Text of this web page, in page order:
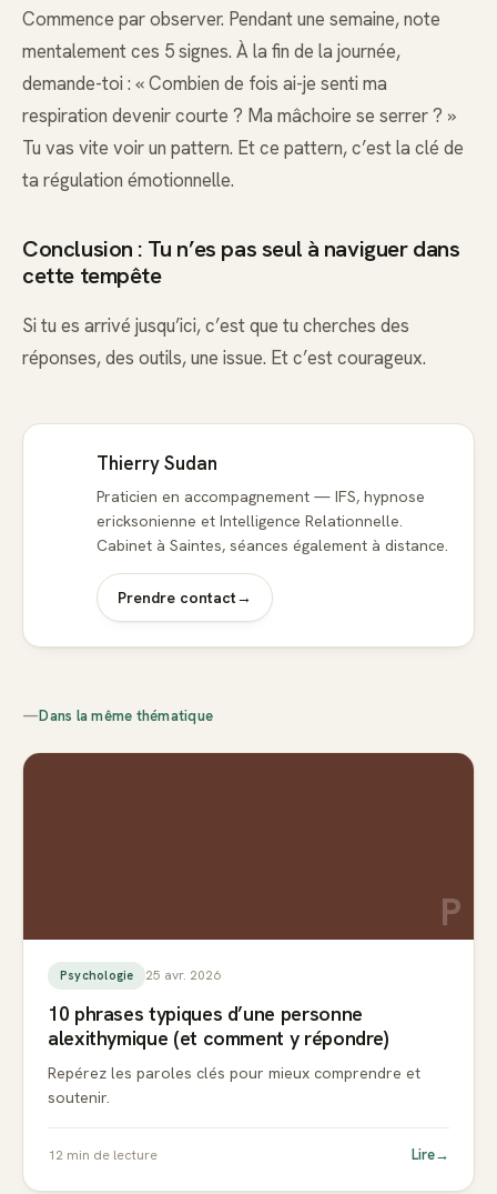
Commence par observer. Pendant une semaine, note
mentalement ces 5 signes. À la fin de la journée,
demande-toi : « Combien de fois ai-je senti ma
respiration devenir courte ? Ma mâchoire se serrer ? »
Tu vas vite voir un pattern. Et ce pattern, c’est la clé de
ta régulation émotionnelle.
Conclusion : Tu n’es pas seul à naviguer dans
cette tempête
Si tu es arrivé jusqu’ici, c’est que tu cherches des
réponses, des outils, une issue. Et c’est courageux.
Thierry Sudan
Praticien en accompagnement — IFS, hypnose
ericksonienne et Intelligence Relationnelle.
Cabinet à Saintes, séances également à distance.
Prendre contact→
—Dans la même thématique
P
Psychologie 25 avr. 2026
10 phrases typiques d’une personne
alexithymique (et comment y répondre)
Repérez les paroles clés pour mieux comprendre et
soutenir.
12 min de lecture Lire→